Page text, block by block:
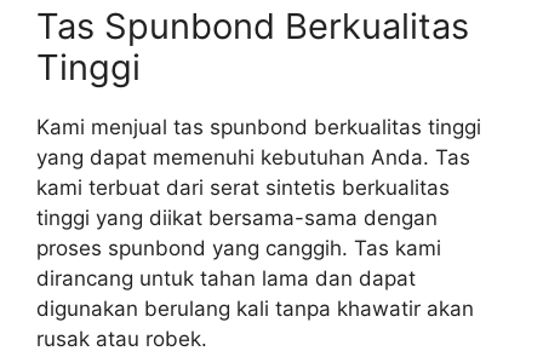
Tas Spunbond Berkualitas
Tinggi
Kami menjual tas spunbond berkualitas tinggi
yang dapat memenuhi kebutuhan Anda. Tas
kami terbuat dari serat sintetis berkualitas
tinggi yang diikat bersama-sama dengan
proses spunbond yang canggih. Tas kami
dirancang untuk tahan lama dan dapat
digunakan berulang kali tanpa khawatir akan
rusak atau robek.